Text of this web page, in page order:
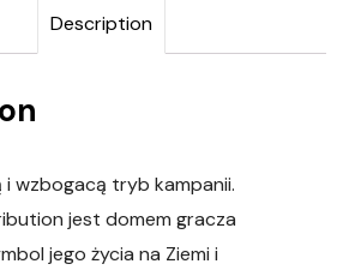
Description
wzbogacą tryb kampanii.
jest domem gracza
jego życia na Ziemi i